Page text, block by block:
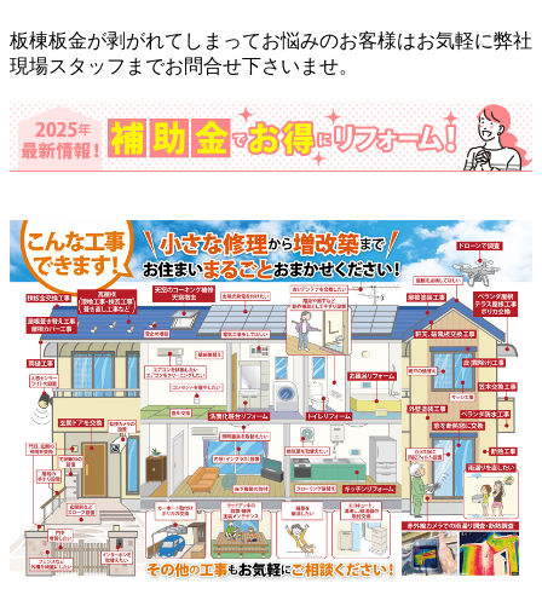
板棟板金が剥がれてしまってお悩みのお客様はお気軽に弊社
現場スタッフまでお問合せ下さいませ。